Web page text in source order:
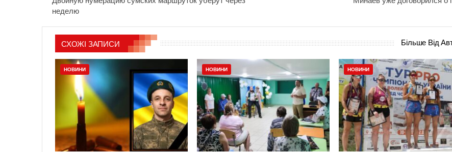
неделю
СХОЖІ ЗАПИСИ Більше Від
НОВИНИ НОВИНИ НОВИНИ